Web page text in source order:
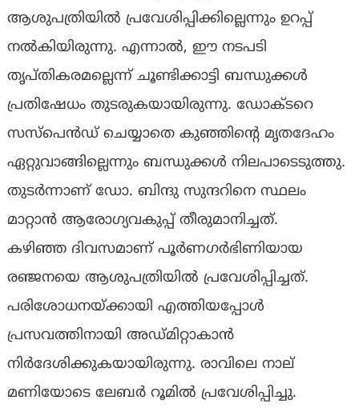
ആശുപത്രിയിൽ പ്രവേശിപ്പിക്കില്ലെന്നും ഉറപ്പ്
നൽകിയിരുന്നു. എന്നാൽ, ഈ നടപടി
തൃപ്‌തികരമല്ലെന്ന് ചൂണ്ടിക്കാട്ടി ബന്ധുക്കൾ
പ്രതിഷേധം തുടരുകയായിരുന്നു. ഡോക്‌ടറെ
സസ്‌പെൻഡ് ചെയ്യാതെ കുഞ്ഞിന്റെ മൃതദേഹം
ഏറ്റുവാങ്ങില്ലെന്നും ബന്ധുക്കൾ നിലപാടെടുത്തു.
തുടർന്നാണ് ഡോ. ബിന്ദു സുന്ദറിനെ സ്ഥലം
മാറ്റാൻ ആരോഗ്യവകുപ്പ് തീരുമാനിച്ചത്.
കഴിഞ്ഞ ദിവസമാണ് പൂർണഗർഭിണിയായ
രഞ്ജനയെ ആശുപത്രിയിൽ പ്രവേശിപ്പിച്ചത്.
പരിശോധനയ്‌ക്കായി എത്തിയപ്പോൾ
പ്രസവത്തിനായി അഡ്‌മിറ്റാകാൻ
നിർദേശിക്കുകയായിരുന്നു. രാവിലെ നാല്
മണിയോടെ ലേബർ റൂമിൽ പ്രവേശിപ്പിച്ചു.